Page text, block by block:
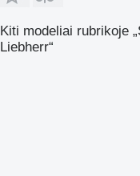
Kiti modeliai rubrikoje
Liebherr“